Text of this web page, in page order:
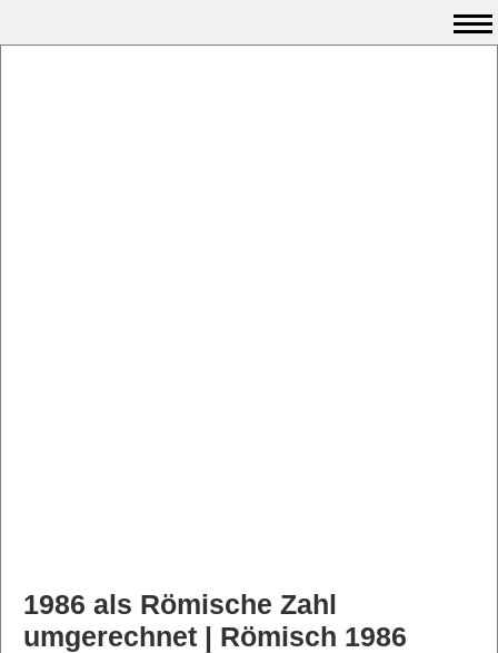
1986 als Römische Zahl
umgerechnet | Römisch 1986